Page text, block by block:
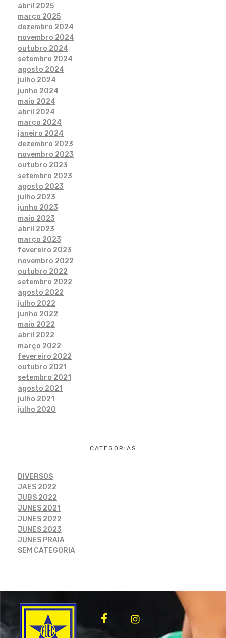
abril 2025
março 2025
dezembro 2024
novembro 2024
outubro 2024
setembro 2024
agosto 2024
julho 2024
junho 2024
maio 2024
abril 2024
março 2024
janeiro 2024
dezembro 2023
novembro 2023
outubro 2023
setembro 2023
agosto 2023
julho 2023
junho 2023
maio 2023
abril 2023
março 2023
fevereiro 2023
novembro 2022
outubro 2022
setembro 2022
agosto 2022
julho 2022
junho 2022
maio 2022
abril 2022
março 2022
fevereiro 2022
outubro 2021
setembro 2021
agosto 2021
julho 2021
julho 2020
CATEGORIAS
DIVERSOS
JAES 2022
JUBS 2022
JUNES 2021
JUNES 2022
JUNES 2023
JUNES PRAIA
SEM CATEGORIA